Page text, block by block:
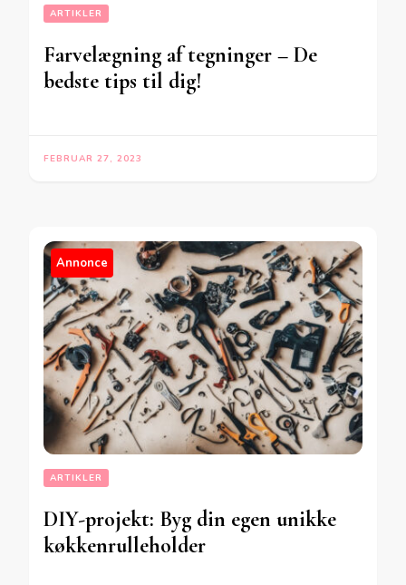
ARTIKLER
Farvelægning af tegninger – De
bedste tips til dig!
FEBRUAR 27, 2023
Annonce
ARTIKLER
DIY-projekt: Byg din egen unikke
køkkenrulleholder